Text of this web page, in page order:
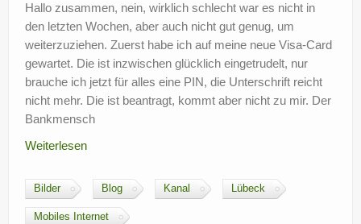
Hallo zusammen, nein, wirklich schlecht war es nicht in
den letzten Wochen, aber auch nicht gut genug, um
weiterzuziehen. Zuerst habe ich auf meine neue Visa-Card
gewartet. Die ist inzwischen glücklich eingetrudelt, nur
brauche ich jetzt für alles eine PIN, die Unterschrift reicht
nicht mehr. Die ist beantragt, kommt aber nicht zu mir. Der
Bankmensch
Weiterlesen
Bilder Blog Kanal Lübeck
Mobiles Internet